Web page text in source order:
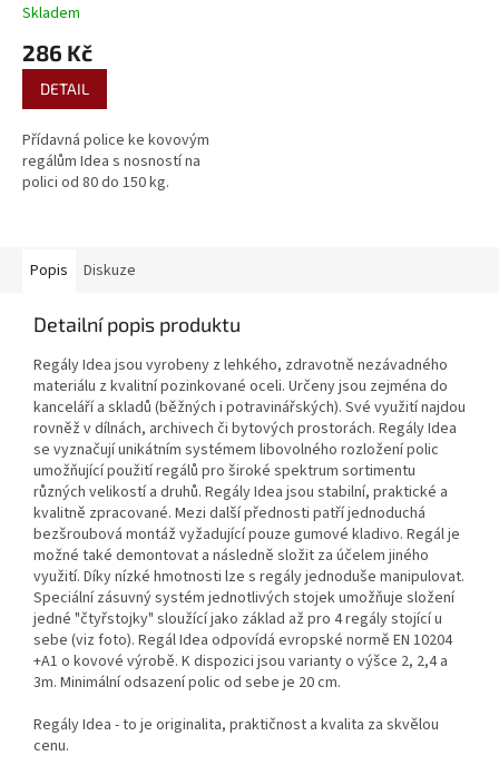
Skladem
286 Kč
DETAIL
Přídavná police ke kovovým
regálům Idea s nosností na
polici od 80 do 150 kg.
Popis Diskuze
Detailní popis produktu
Regály Idea jsou vyrobeny z lehkého, zdravotně nezávadného
materiálu z kvalitní pozinkované oceli. Určeny jsou zejména do
kanceláří a skladů (běžných i potravinářských). Své využití najdou
rovněž v dílnách, archivech či bytových prostorách. Regály Idea
se vyznačují unikátním systémem libovolného rozložení polic
umožňující použití regálů pro široké spektrum sortimentu
různých velikostí a druhů. Regály Idea jsou stabilní, praktické a
kvalitně zpracované. Mezi další přednosti patří jednoduchá
bezšroubová montáž vyžadující pouze gumové kladivo. Regál je
možné také demontovat a následně složit za účelem jiného
využití. Díky nízké hmotnosti lze s regály jednoduše manipulovat.
Speciální zásuvný systém jednotlivých stojek umožňuje složení
jedné "čtyřstojky" sloužící jako základ až pro 4 regály stojící u
sebe (viz foto). Regál Idea odpovídá evropské normě EN 10204
+A1 o kovové výrobě. K dispozici jsou varianty o výšce 2, 2,4 a
3m. Minimální odsazení polic od sebe je 20 cm.
Regály Idea - to je originalita, praktičnost a kvalita za skvělou
cenu.